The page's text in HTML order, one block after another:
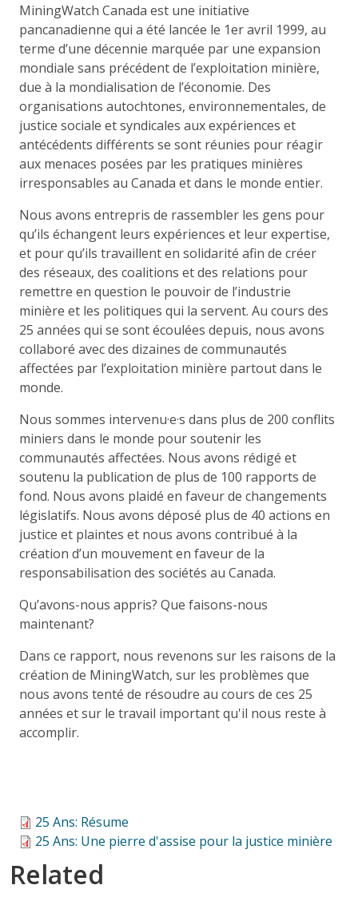
MiningWatch Canada est une initiative
pancanadienne qui a été lancée le 1er avril 1999, au
terme d’une décennie marquée par une expansion
mondiale sans précédent de l’exploitation minière,
due à la mondialisation de l’économie. Des
organisations autochtones, environnementales, de
justice sociale et syndicales aux expériences et
antécédents différents se sont réunies pour réagir
aux menaces posées par les pratiques minières
irresponsables au Canada et dans le monde entier.
Nous avons entrepris de rassembler les gens pour
qu’ils échangent leurs expériences et leur expertise,
et pour qu’ils travaillent en solidarité afin de créer
des réseaux, des coalitions et des relations pour
remettre en question le pouvoir de l’industrie
minière et les politiques qui la servent. Au cours des
25 années qui se sont écoulées depuis, nous avons
collaboré avec des dizaines de communautés
affectées par l’exploitation minière partout dans le
monde.
Nous sommes intervenu·e·s dans plus de 200 conflits
miniers dans le monde pour soutenir les
communautés affectées. Nous avons rédigé et
soutenu la publication de plus de 100 rapports de
fond. Nous avons plaidé en faveur de changements
législatifs. Nous avons déposé plus de 40 actions en
justice et plaintes et nous avons contribué à la
création d’un mouvement en faveur de la
responsabilisation des sociétés au Canada.
Qu’avons-nous appris? Que faisons-nous
maintenant?
Dans ce rapport, nous revenons sur les raisons de la
création de MiningWatch, sur les problèmes que
nous avons tenté de résoudre au cours de ces 25
années et sur le travail important qu'il nous reste à
accomplir.
25 Ans: Résume
25 Ans: Une pierre d'assise pour la justice minière
Related